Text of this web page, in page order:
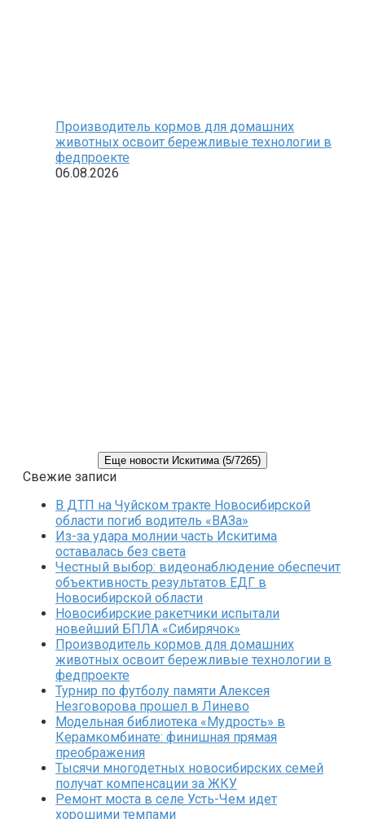
Производитель кормов для домашних
животных освоит бережливые технологии в
федпроекте
06.08.2026
Еще новости Искитима (5/7265)
Свежие записи
В ДТП на Чуйском тракте Новосибирской
области погиб водитель «ВАЗа»
Из-за удара молнии часть Искитима
оставалась без света
Честный выбор: видеонаблюдение обеспечит
объективность результатов ЕДГ в
Новосибирской области
Новосибирские ракетчики испытали
новейший БПЛА «Сибирячок»
Производитель кормов для домашних
животных освоит бережливые технологии в
федпроекте
Турнир по футболу памяти Алексея
Незговорова прошел в Линево
Модельная библиотека «Мудрость» в
Керамкомбинате: финишная прямая
преображения
Тысячи многодетных новосибирских семей
получат компенсации за ЖКУ
Ремонт моста в селе Усть-Чем идет
хорошими темпами